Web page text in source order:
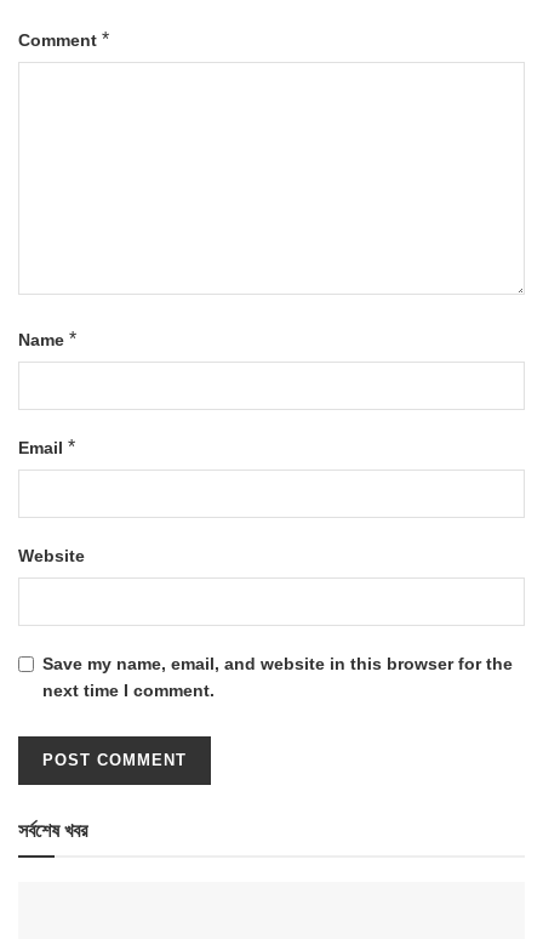
Comment *
Name *
Email *
Website
Save my name, email, and website in this browser for the
next time I comment.
সর্বশেষ খবর